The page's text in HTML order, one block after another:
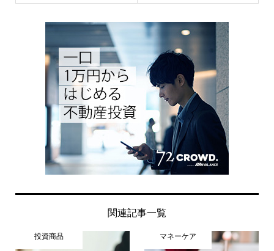
関連記事一覧
投資商品 マネーケア